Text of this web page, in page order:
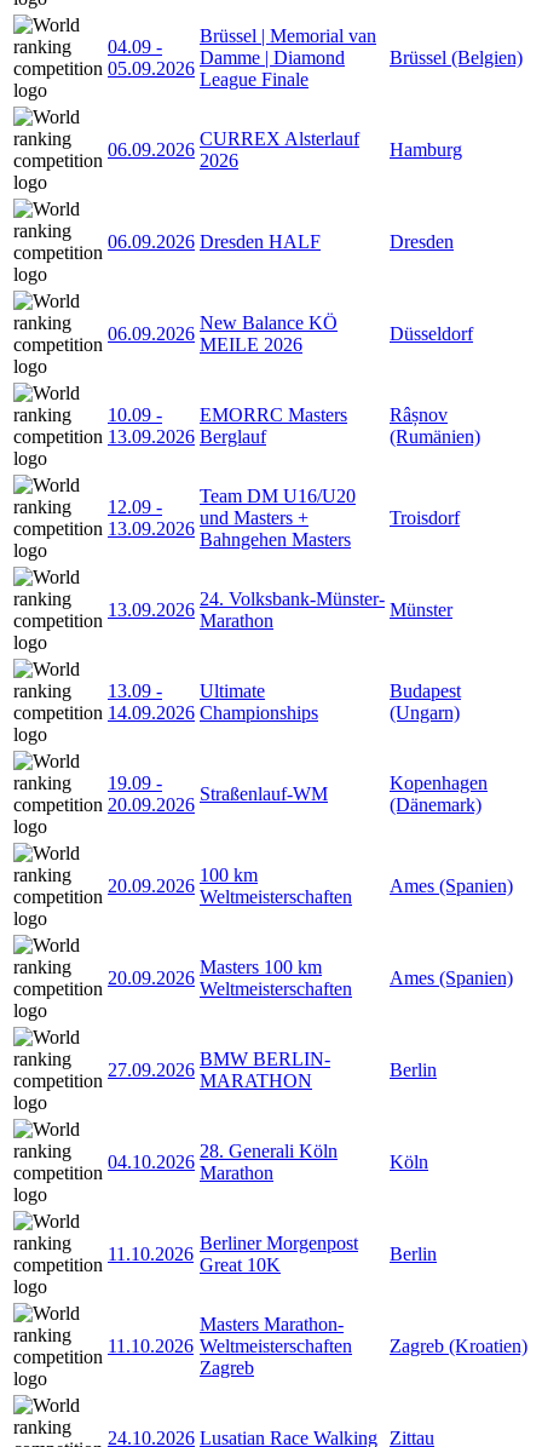
04.09 -
05.09.2026
Brüssel | Memorial van
Damme | Diamond
League Finale
Brüssel (Belgien)
06.09.2026
CURREX Alsterlauf
2026
Hamburg
06.09.2026 Dresden HALF Dresden
06.09.2026
New Balance KÖ
MEILE 2026
Düsseldorf
10.09 -
13.09.2026
EMORRC Masters
Berglauf
Râșnov
(Rumänien)
12.09 -
13.09.2026
Team DM U16/U20
und Masters +
Bahngehen Masters
Troisdorf
13.09.2026
24. Volksbank-Münster-
Marathon
Münster
13.09 -
14.09.2026
Ultimate
Championships
Budapest
(Ungarn)
19.09 -
20.09.2026
Straßenlauf-WM
Kopenhagen
(Dänemark)
20.09.2026
100 km
Weltmeisterschaften
Ames (Spanien)
20.09.2026
Masters 100 km
Weltmeisterschaften
Ames (Spanien)
27.09.2026
BMW BERLIN-
MARATHON
Berlin
04.10.2026
28. Generali Köln
Marathon
Köln
11.10.2026
Berliner Morgenpost
Great 10K
Berlin
11.10.2026
Masters Marathon-
Weltmeisterschaften
Zagreb
Zagreb (Kroatien)
24.10.2026 Lusatian Race Walking Zittau